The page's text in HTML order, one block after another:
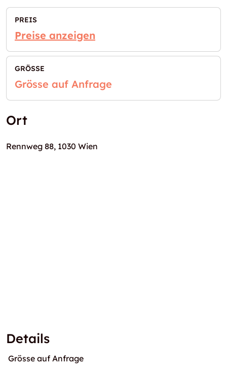
PREIS
Preise anzeigen
GRÖSSE
Grösse auf Anfrage
Ort
Rennweg 88, 1030 Wien
Details
Grösse auf Anfrage